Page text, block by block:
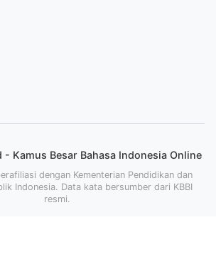
Kamus Besar Bahasa Indonesia Online
dengan Kementerian Pendidikan dan
Indonesia. Data kata bersumber dari KBBI
resmi.